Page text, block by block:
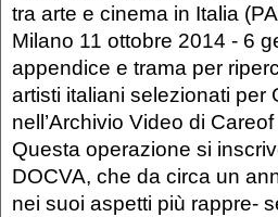
tra arte e cinema in Italia
Milano 11 ottobre 2014 - 6
appendice e trama per
artisti italiani selezionati per
nell’Archivio Video di
Questa operazione si
DOCVA, che da circa un
nei suoi aspetti più rappre-